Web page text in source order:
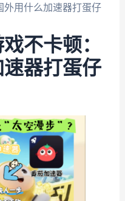
外用什么加速器打蛋仔
不卡顿：
器打蛋仔